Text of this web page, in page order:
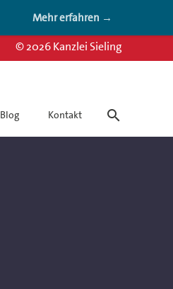
Mehr erfahren →
© 2026 Kanzlei Sieling
Blog Kontakt